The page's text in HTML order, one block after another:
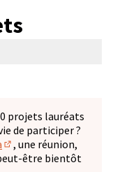
projets lauréats
de participer ?
(S'ouvre dans un
, une réunion,
être bientôt